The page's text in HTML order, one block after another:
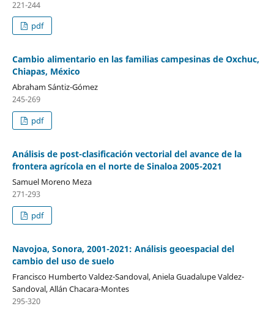
221-244
pdf
Cambio alimentario en las familias campesinas de Oxchuc,
Chiapas, México
Abraham Sántiz-Gómez
245-269
pdf
Análisis de post-clasificación vectorial del avance de la
frontera agrícola en el norte de Sinaloa 2005-2021
Samuel Moreno Meza
271-293
pdf
Navojoa, Sonora, 2001-2021: Análisis geoespacial del
cambio del uso de suelo
Francisco Humberto Valdez-Sandoval, Aniela Guadalupe Valdez-
Sandoval, Allán Chacara-Montes
295-320